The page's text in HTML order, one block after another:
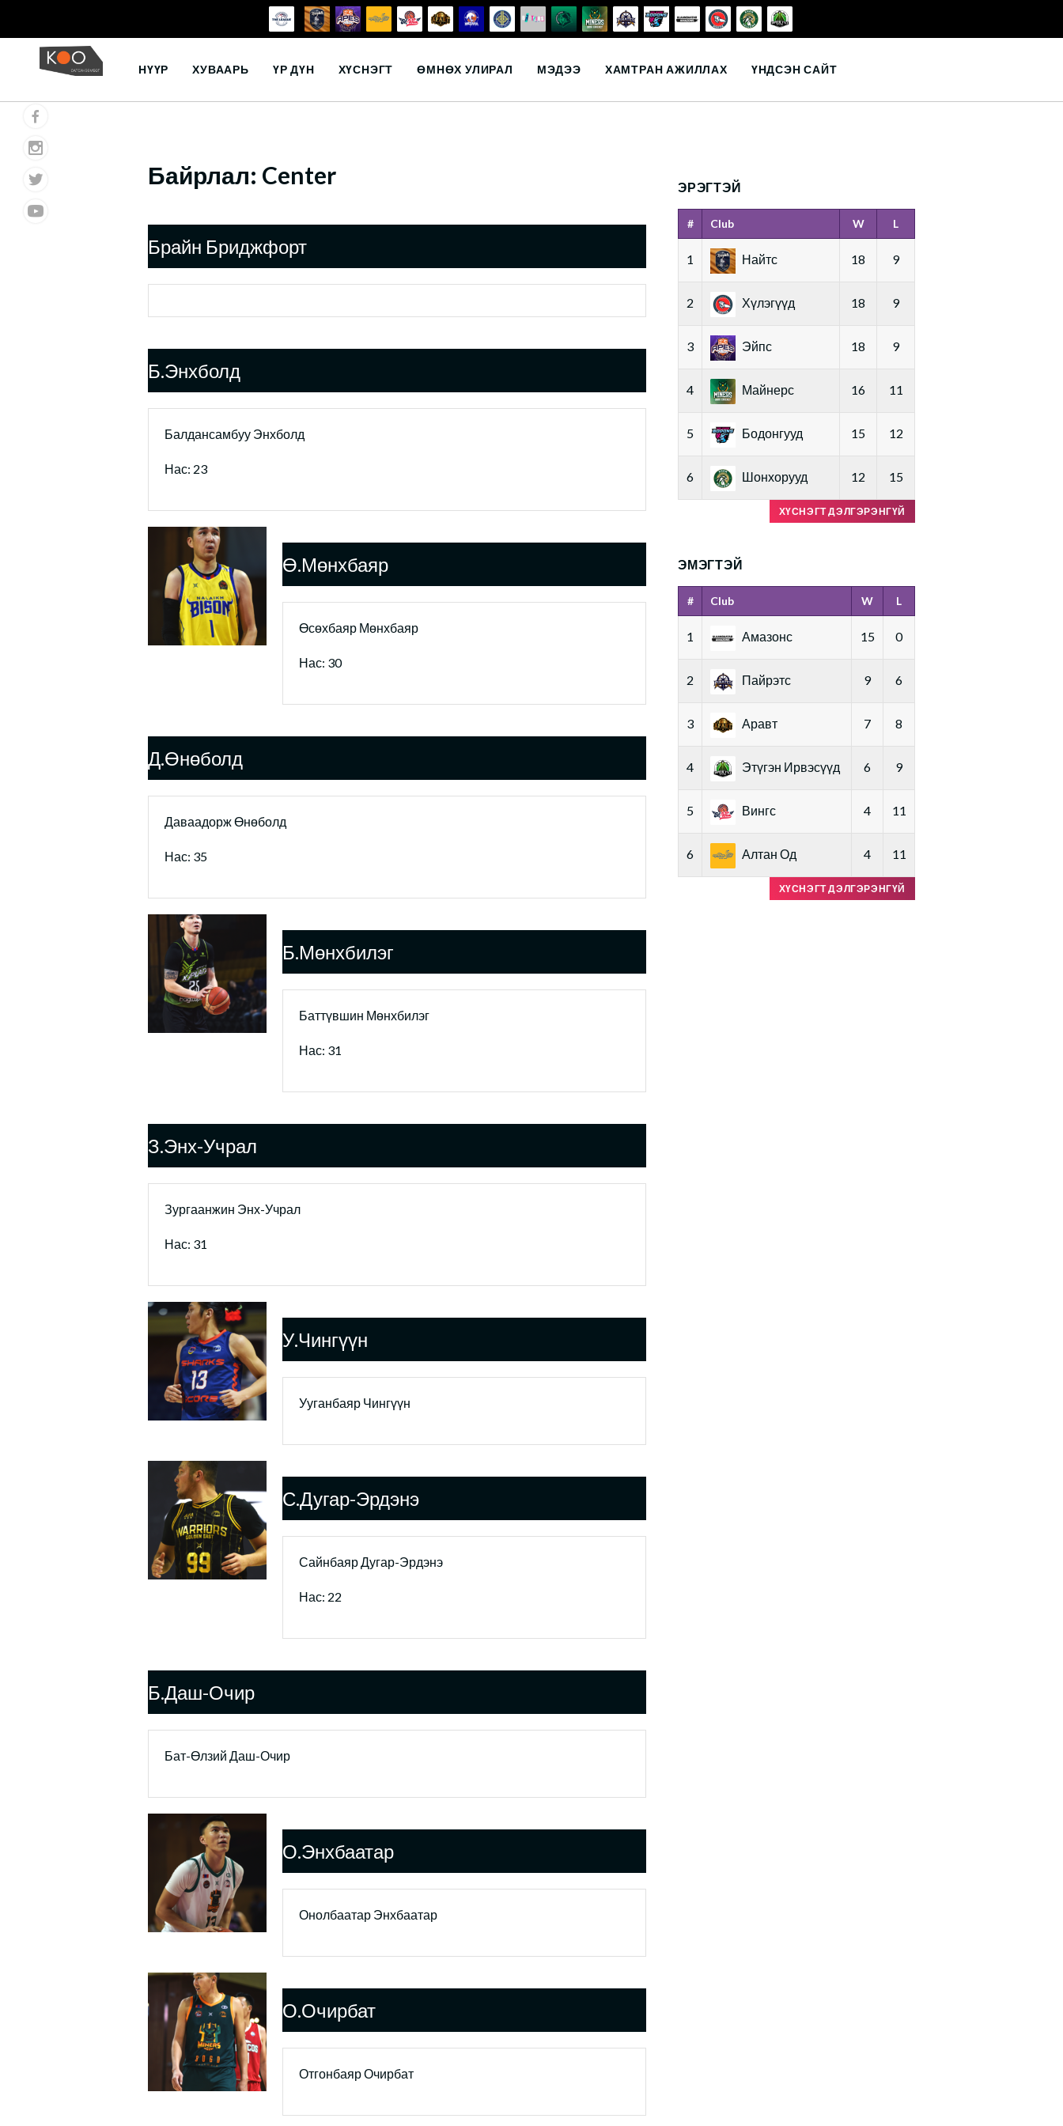
НҮҮР ХУВААРЬ ҮР ДҮН ХҮСНЭГТ ӨМНӨХ УЛИРАЛ МЭДЭЭ ХАМТРАН АЖИЛЛАХ ҮНДСЭН САЙТ
Байрлал: Center
Брайн Бриджфорт
Б.Энхболд
Балдансамбуу Энхболд
Нас: 23
Ө.Мөнхбаяр
Өсөхбаяр Мөнхбаяр
Нас: 30
Д.Өнөболд
Даваадорж Өнөболд
Нас: 35
Б.Мөнхбилэг
Баттүвшин Мөнхбилэг
Нас: 31
З.Энх-Учрал
Зургаанжин Энх-Учрал
Нас: 31
У.Чингүүн
Ууганбаяр Чингүүн
С.Дугар-Эрдэнэ
Сайнбаяр Дугар-Эрдэнэ
Нас: 22
Б.Даш-Очир
Бат-Өлзий Даш-Очир
О.Энхбаатар
Онолбаатар Энхбаатар
О.Очирбат
Отгонбаяр Очирбат
ЭРЭГТЭЙ
# Club W L
1 Найтс 18 9
2 Хүлэгүүд 18 9
3 Эйпс 18 9
4 Майнерс 16 11
5 Бодонгууд 15 12
6 Шонхорууд 12 15
ХҮСНЭГТ ДЭЛГЭРЭНГҮЙ
ЭМЭГТЭЙ
# Club W L
1 Амазонс 15 0
2 Пайрэтс 9 6
3 Аравт 7 8
4 Этүгэн Ирвэсүүд 6 9
5 Вингс 4 11
6 Алтан Од 4 11
ХҮСНЭГТ ДЭЛГЭРЭНГҮЙ